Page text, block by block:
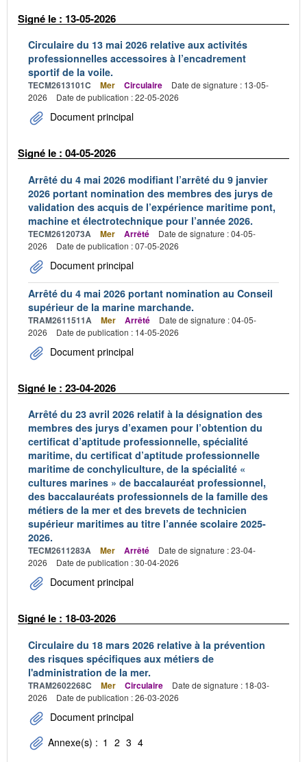
Signé le : 13-05-2026
Circulaire du 13 mai 2026 relative aux activités
professionnelles accessoires à l’encadrement
sportif de la voile.
TECM2613101C Mer Circulaire
Date de signature : 13-05-
2026
Date de publication : 22-05-2026
Document principal
Signé le : 04-05-2026
Arrêté du 4 mai 2026 modifiant l’arrêté du 9 janvier
2026 portant nomination des membres des jurys de
validation des acquis de l’expérience maritime pont,
machine et électrotechnique pour l’année 2026.
TECM2612073A Mer Arrêté
Date de signature : 04-05-
2026
Date de publication : 07-05-2026
Document principal
Arrêté du 4 mai 2026 portant nomination au Conseil
supérieur de la marine marchande.
TRAM2611511A Mer Arrêté
Date de signature : 04-05-
2026
Date de publication : 14-05-2026
Document principal
Signé le : 23-04-2026
Arrêté du 23 avril 2026 relatif à la désignation des
membres des jurys d’examen pour l’obtention du
certificat d’aptitude professionnelle, spécialité
maritime, du certificat d’aptitude professionnelle
maritime de conchyliculture, de la spécialité «
cultures marines » de baccalauréat professionnel,
des baccalauréats professionnels de la famille des
métiers de la mer et des brevets de technicien
supérieur maritimes au titre l’année scolaire 2025-
2026.
TECM2611283A Mer Arrêté
Date de signature : 23-04-
2026
Date de publication : 30-04-2026
Document principal
Signé le : 18-03-2026
Circulaire du 18 mars 2026 relative à la prévention
des risques spécifiques aux métiers de
l'administration de la mer.
TRAM2602268C Mer Circulaire
Date de signature : 18-03-
2026
Date de publication : 26-03-2026
Document principal
Annexe(s) : 1 2 3 4